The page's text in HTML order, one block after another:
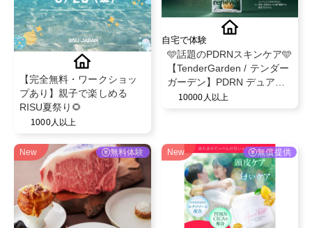
【完全無料・ワークショッ
プあり】親子で楽しめる
RISU夏祭り🌻
1000人以上
自宅で体験
🩵話題のPDRNスキンケア🩵
【TenderGarden / テンダー
ガーデン】PDRN デュアル
ブースト 美容液ミスト モニ
10000人以上
New 無料体験 New 無償提供